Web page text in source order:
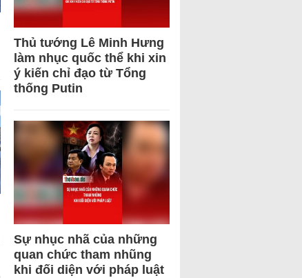
Thủ tướng Lê Minh Hưng
làm nhục quốc thể khi xin
ý kiến chỉ đạo từ Tổng
thống Putin
Sự nhục nhã của những
quan chức tham nhũng
khi đối diện với pháp luật